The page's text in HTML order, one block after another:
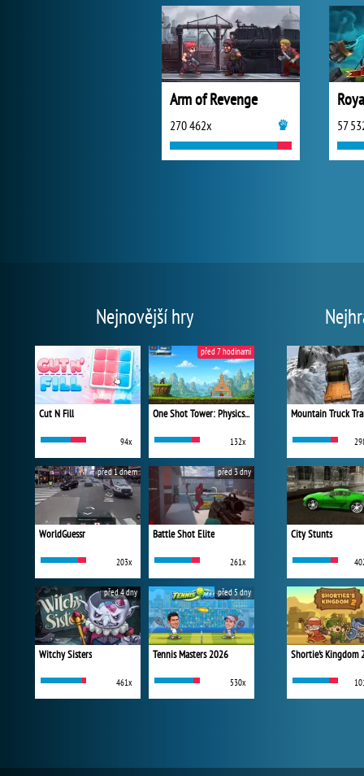
Arm of Revenge
270 462x 57
Nejnovější hry
Cut N Fill
94x
One Shot Tower: Physics Destroyer
132x
před 7 hodinami
WorldGuessr
203x
před 1 dnem
Battle Shot Elite
261x
před 3 dny
Witchy Sisters
461x
před 4 dny
Tennis Masters 2026
530x
před 5 dny
Mountain Truck
City Stunts
Shortie's Kingdom